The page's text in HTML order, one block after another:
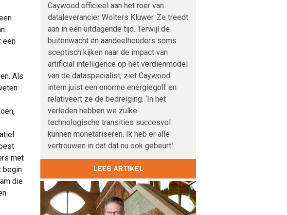
een
Als
met
begin
die
Caywood officieel aan het roer van
dataleverancier Wolters Kluwer. Ze treedt
aan in een uitdagende tijd. Terwijl de
buitenwacht en aandeelhouders soms
sceptisch kijken naar de impact van
artificial intelligence op het verdienmodel
van de dataspecialist, ziet Caywood
intern juist een enorme energiegolf en
relativeert ze de bedreiging. ‘In het
verleden hebben we zulke
technologische transities succesvol
kunnen monetariseren. Ik heb er alle
vertrouwen in dat dat nu ook gebeurt.’
LEES ARTIKEL